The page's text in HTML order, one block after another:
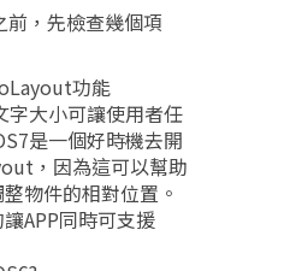
前，先檢查幾個項
功能
字大小可讓使用者任
是一個好時機去開
，因為這可以幫助
物件的相對位置。
APP同時可支援